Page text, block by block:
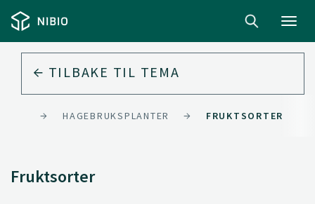
TILBAKE TIL TEMA
HAGEBRUKSPLANTER FRUKTSORTER
Fruktsorter